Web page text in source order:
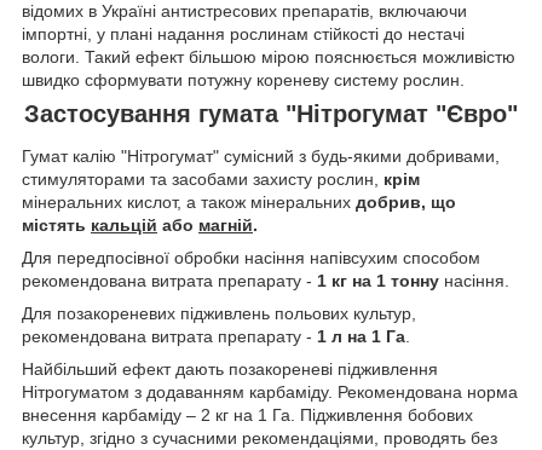
відомих в Україні антистресових препаратів, включаючи
імпортні, у плані надання рослинам стійкості до нестачі
вологи. Такий ефект більшою мірою пояснюється можливістю
швидко сформувати потужну кореневу систему рослин.
Застосування гумата "Нітрогумат "Євро"
Гумат калію "Нітрогумат" сумісний з будь-якими добривами,
стимуляторами та засобами захисту рослин, крім
мінеральних кислот, а також мінеральних добрив, що
містять кальцій або магній.
Для передпосівної обробки насіння напівсухим способом
рекомендована витрата препарату - 1 кг на 1 тонну насіння.
Для позакореневих підживлень польових культур,
рекомендована витрата препарату - 1 л на 1 Га.
Найбільший ефект дають позакореневі підживлення
Нітрогуматом з додаванням карбаміду. Рекомендована норма
внесення карбаміду – 2 кг на 1 Га. Підживлення бобових
культур, згідно з сучасними рекомендаціями, проводять без